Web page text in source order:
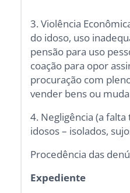
3. Violência
do idoso, uso
pensão para uso
coação para opor
procuração com
vender bens ou
4. Negligência (a
idosos – isolados,
Procedência das
Expediente